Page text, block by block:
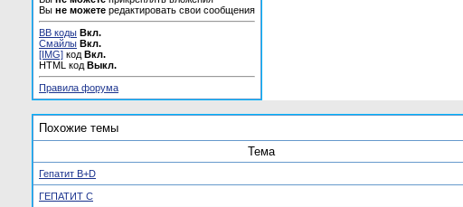
Вы не можете редактировать свои сообщения
BB коды Вкл.
Смайлы Вкл.
[IMG] код Вкл.
HTML код Выкл.
Правила форума
Похожие темы
Тема
Гепатит B+D
ГЕПАТИТ С